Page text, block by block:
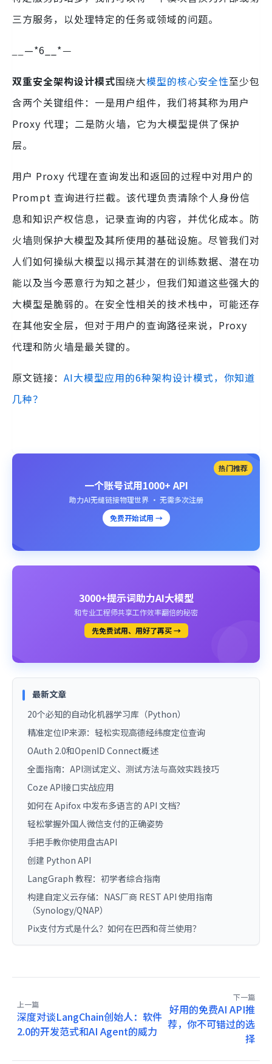
三方服务，以处理特定的任务或领域的问题。
—*6__*—
双重安全架构设计模式围绕大模型的核心安全性至少包
含两个关键组件：一是用户组件，我们将其称为用户
Proxy 代理；二是防火墙，它为大模型提供了保护
层。
用户 Proxy 代理在查询发出和返回的过程中对用户的
Prompt 查询进行拦截。该代理负责清除个人身份信
息和知识产权信息，记录查询的内容，并优化成本。防
火墙则保护大模型及其所使用的基础设施。尽管我们对
人们如何操纵大模型以揭示其潜在的训练数据、潜在功
能以及当今恶意行为知之甚少，但我们知道这些强大的
大模型是脆弱的。在安全性相关的技术栈中，可能还存
在其他安全层，但对于用户的查询路径来说，Proxy
代理和防火墙是最关键的。
原文链接： AI大模型应用的6种架构设计模式，你知道
几种？
热门推荐
一个账号试用1000+ API
助力AI无缝链接物理世界 · 无需多次注册
免费开始试用 →
3000+提示词助力AI大模型
和专业工程师共享工作效率翻倍的秘密
先免费试用、用好了再买 →
最新文章
20个必知的自动化机器学习库（Python）
精准定位IP来源：轻松实现高德经纬度定位查询
OAuth 2.0和OpenID Connect概述
全面指南：API测试定义、测试方法与高效实践技巧
Coze API接口实战应用
如何在 Apifox 中发布多语言的 API 文档？
轻松掌握外国人微信支付的正确姿势
手把手教你使用盘古API
创建 Python API
LangGraph 教程：初学者综合指南
构建自定义云存储：NAS厂商 REST API 使用指南
（Synology/QNAP）
Pix支付方式是什么？如何在巴西和荷兰使用？
上一篇
深度对谈LangChain创始人：软件
2.0的开发范式和AI Agent的威力
下一篇
好用的免费AI API推
荐，你不可错过的选
择